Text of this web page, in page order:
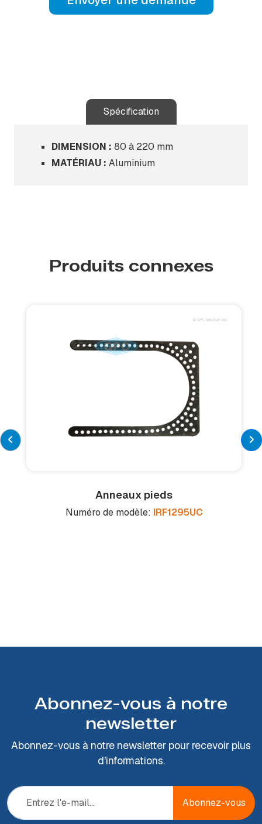
Spécification
DIMENSION : 80 à 220 mm
MATÉRIAU : Aluminium
Produits connexes
Anneaux pieds
Numéro de modèle: IRF1295UC
Abonnez-vous à notre
newsletter
Abonnez-vous à notre newsletter pour recevoir plus
d'informations.
Abonnez-vous